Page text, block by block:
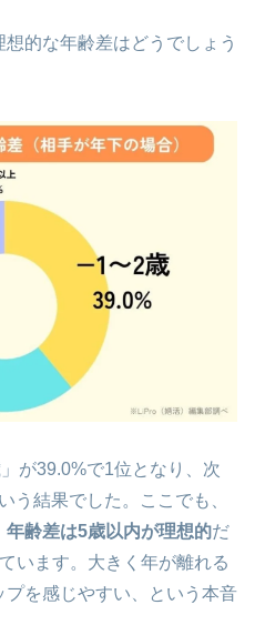
的な年齢差はどうでしょう
が39.0%で1位となり、次
う結果でした。ここでも、
齢差は5歳以内が理想的だ
います。大きく年が離れる
を感じやすい、という本音